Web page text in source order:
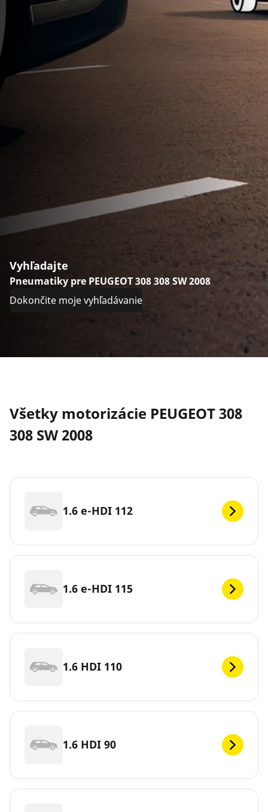
Vyhľadajte
Pneumatiky pre PEUGEOT 308 308 SW 2008
Dokončite moje vyhľadávanie
Všetky motorizácie PEUGEOT 308
308 SW 2008
1.6 e-HDI 112
1.6 e-HDI 115
1.6 HDI 110
1.6 HDI 90